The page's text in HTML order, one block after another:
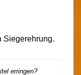
Siegerehrung.
erringen?